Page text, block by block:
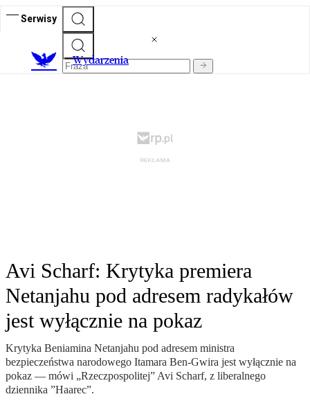
Serwisy
Wydarzenia
Avi Scharf: Krytyka premiera
Netanjahu pod adresem radykałów
jest wyłącznie na pokaz
Krytyka Beniamina Netanjahu pod adresem ministra
bezpieczeństwa narodowego Itamara Ben-Gwira jest wyłącznie na
pokaz — mówi „Rzeczpospolitej” Avi Scharf, z liberalnego
dziennika ”Haarec”.